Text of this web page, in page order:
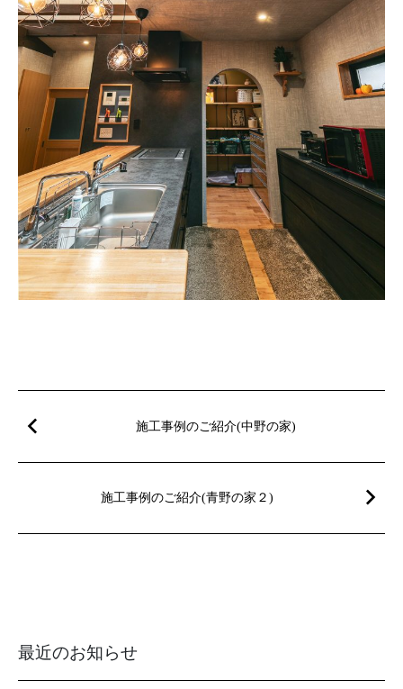
施工事例のご紹介(中野の家)
施工事例のご紹介(青野の家２)
最近のお知らせ